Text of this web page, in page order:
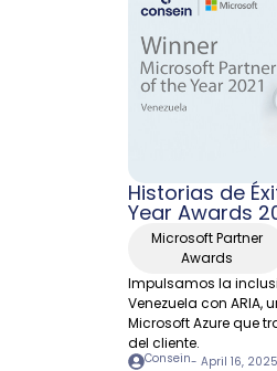
Historias de
Year Awards
Microsoft Partner
Awards
Impulsamos la
Venezuela con
Microsoft Azure que
del cliente.
Consein- April 16, 2025